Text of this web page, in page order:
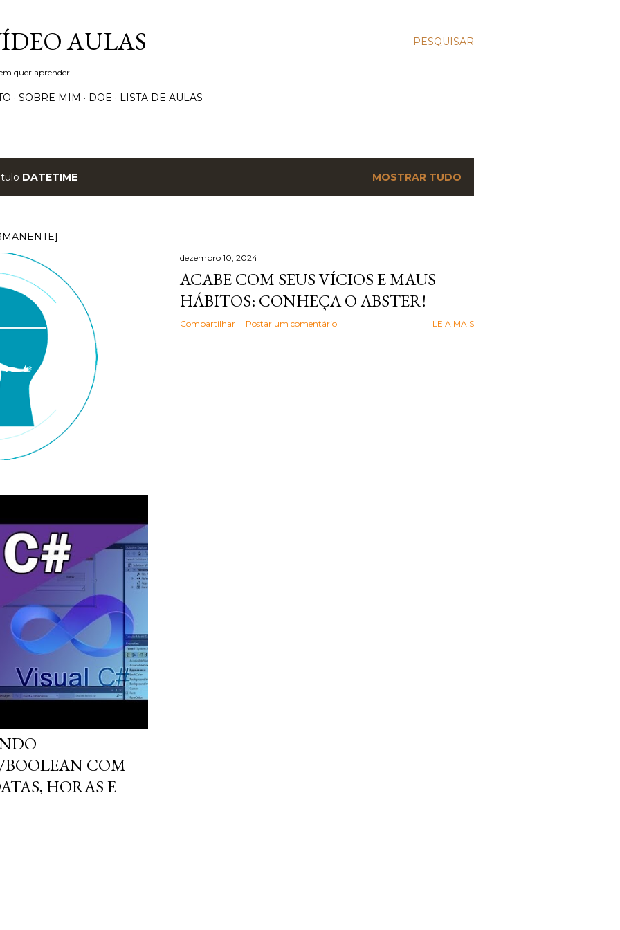
PESQUISAR
AULAS
quer aprender!
SOBRE MIM DOE LISTA DE AULAS
DATETIME MOSTRAR TUDO
dezembro 10, 2024
ACABE COM SEUS VÍCIOS E MAUS
HÁBITOS: CONHEÇA O ABSTER!
Compartilhar Postar um comentário LEIA MAIS
COM
HORAS E